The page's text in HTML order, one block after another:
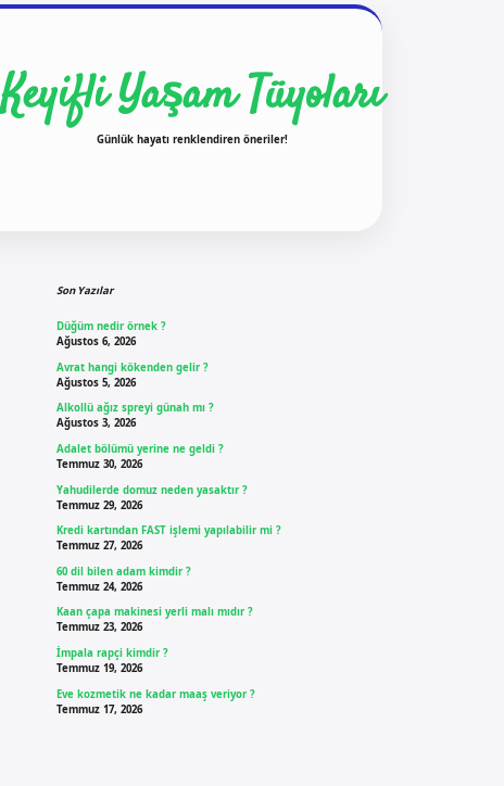
Keyifli Yaşam Tüyoları
Günlük hayatı renklendiren öneriler!
Son Yazılar
Düğüm nedir örnek ?
Ağustos 6, 2026
Avrat hangi kökenden gelir ?
Ağustos 5, 2026
Alkollü ağız spreyi günah mı ?
Ağustos 3, 2026
Adalet bölümü yerine ne geldi ?
Temmuz 30, 2026
Yahudilerde domuz neden yasaktır ?
Temmuz 29, 2026
Kredi kartından FAST işlemi yapılabilir mi ?
Temmuz 27, 2026
60 dil bilen adam kimdir ?
Temmuz 24, 2026
Kaan çapa makinesi yerli malı mıdır ?
Temmuz 23, 2026
İmpala rapçi kimdir ?
Temmuz 19, 2026
Eve kozmetik ne kadar maaş veriyor ?
Temmuz 17, 2026